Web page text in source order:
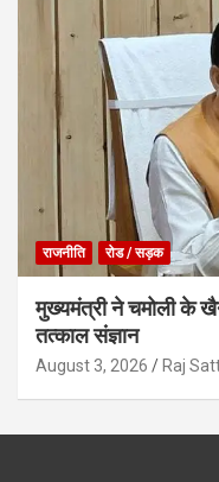
राजनीति रोड / सड़क
मुख्यमंत्री ने चमोली के
तत्काल संज्ञान
August 3, 2026 Raj